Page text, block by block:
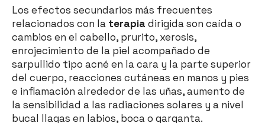
Los efectos secundarios más frecuentes
relacionados con la terapia dirigida son caída o
cambios en el cabello, prurito, xerosis,
enrojecimiento de la piel acompañado de
sarpullido tipo acné en la cara y la parte superior
del cuerpo, reacciones cutáneas en manos y pies
e inflamación alrededor de las uñas, aumento de
la sensibilidad a las radiaciones solares y a nivel
bucal llagas en labios, boca o garganta.